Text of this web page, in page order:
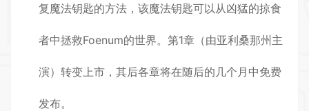
复魔法钥匙的方法，该魔法钥匙可以从凶猛的掠食
者中拯救Foenum的世界。第1章（由亚利桑那州主
演）转变上市，其后各章将在随后的几个月中免费
发布。